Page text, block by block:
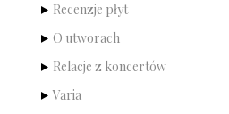
Recenzje płyt
O utworach
Relacje z koncertów
Varia